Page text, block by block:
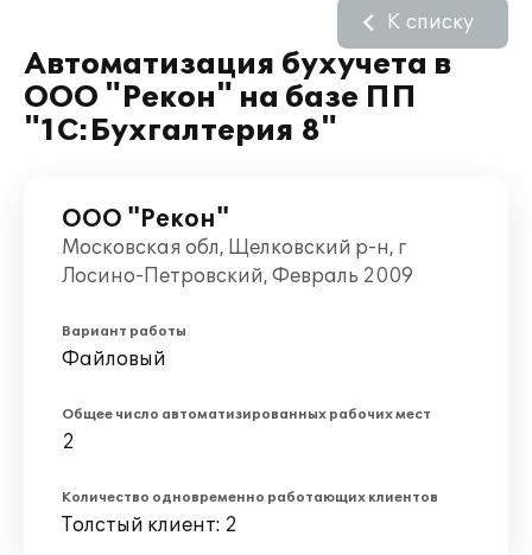
Автоматизация бухучета в
ООО "Рекон" на базе ПП
"1С:Бухгалтерия 8"
К списку
ООО "Рекон"
Московская обл, Щелковский р-н, г
Лосино-Петровский, Февраль 2009
Вариант работы
Файловый
Общее число автоматизированных рабочих мест
2
Количество одновременно работающих клиентов
Толстый клиент: 2